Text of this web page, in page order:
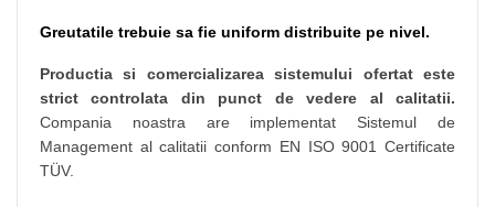
Greutatile trebuie sa fie uniform distribuite pe nivel.
Productia si comercializarea sistemului ofertat este
strict controlata din punct de vedere al calitatii.
Compania noastra are implementat Sistemul de
Management al calitatii conform EN ISO 9001 Certificate
TÜV.